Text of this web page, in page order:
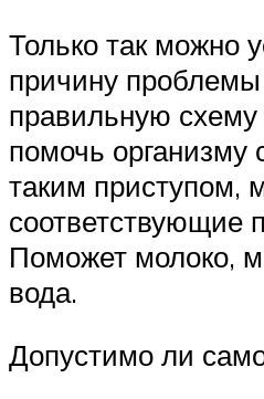
Только так можно
причину проблемы
правильную
помочь организму
таким приступом,
соответствующие
Поможет молоко,
вода.
Допустимо ли